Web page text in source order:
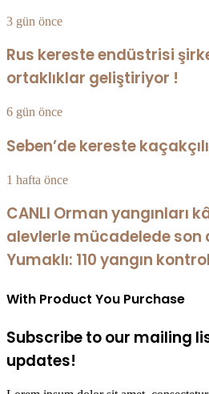
3 gün önce
Rus kereste endüstrisi
ortaklıklar geliştiriyor !
6 gün önce
Seben’de kereste
1 hafta önce
CANLI Orman yangınları
alevlerle mücadelede son
Yumaklı: 110 yangın
With Product You Purchase
Subscribe to our mailing
updates!